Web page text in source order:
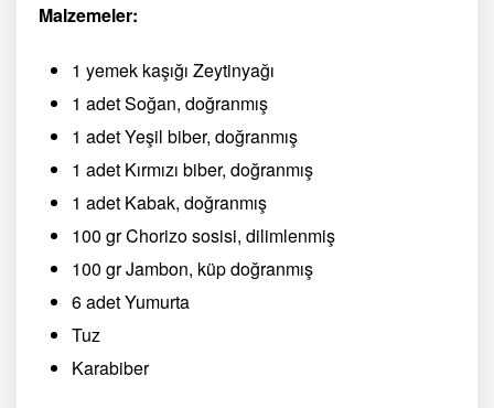
Malzemeler:
1 yemek kaşığı Zeytinyağı
1 adet Soğan, doğranmış
1 adet Yeşil biber, doğranmış
1 adet Kırmızı biber, doğranmış
1 adet Kabak, doğranmış
100 gr Chorizo ​​sosisi, dilimlenmiş
100 gr Jambon, küp doğranmış
6 adet Yumurta
Tuz
Karabiber